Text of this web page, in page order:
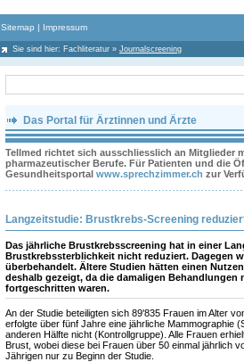
Sitemap | Impressum
Sie sind hier: Fachliteratur » Journalscreening
Das Portal für Ärztinnen und Ärzte
Tellmed richtet sich ausschliesslich an Mitglieder
pharmazeutischer Berufe. Für Patienten und die
Gesundheitsportal www.sprechzimmer.ch zur
Langzeitstudie: Brustkrebs-Screening
Das jährliche Brustkrebsscreening hat in einer
Brustkrebssterblichkeit nicht reduziert. Dagegen
überbehandelt. Ältere Studien hätten einen
deshalb gezeigt, da die damaligen Behandlungen
fortgeschritten waren.
An der Studie beteiligten sich 89'835 Frauen im Alter
erfolgte über fünf Jahre eine jährliche Mammographie
anderen Hälfte nicht (Kontrollgruppe). Alle Frauen
Brust, wobei diese bei Frauen über 50 einmal jährlich
Jährigen nur zu Beginn der Studie.